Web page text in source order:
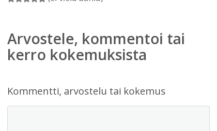
Arvostele, kommentoi tai
kerro kokemuksista
Kommentti, arvostelu tai kokemus